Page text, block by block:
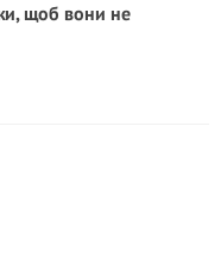
щоб вони не